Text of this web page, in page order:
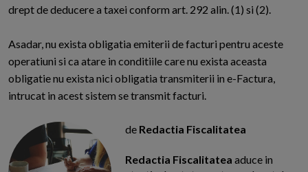
drept de deducere a taxei conform art. 292 alin. (1) si (2).
Asadar, nu exista obligatia emiterii de facturi pentru aceste
operatiuni si ca atare in conditiile care nu exista aceasta
obligatie nu exista nici obligatia transmiterii in e-Factura,
intrucat in acest sistem se transmit facturi.
de Redactia Fiscalitatea
Redactia Fiscalitatea aduce in